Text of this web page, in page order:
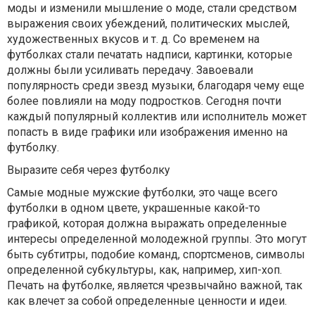
моды и изменили мышление о моде, стали средством
выражения своих убеждений, политических мыслей,
художественных вкусов и т. д. Со временем на
футболках стали печатать надписи, картинки, которые
должны были усиливать передачу. Завоевали
популярность среди звезд музыки, благодаря чему еще
более повлияли на моду подростков. Сегодня почти
каждый популярный коллектив или исполнитель может
попасть в виде графики или изображения именно на
футболку.
Выразите себя через футболку
Самые модные мужские футболки, это чаще всего
футболки в одном цвете, украшенные какой-то
графикой, которая должна выражать определенные
интересы определенной молодежной группы. Это могут
быть субтитры, подобие команд, спортсменов, символы
определенной субкультуры, как, например, хип-хоп.
Печать на футболке, является чрезвычайно важной, так
как влечет за собой определенные ценности и идеи.